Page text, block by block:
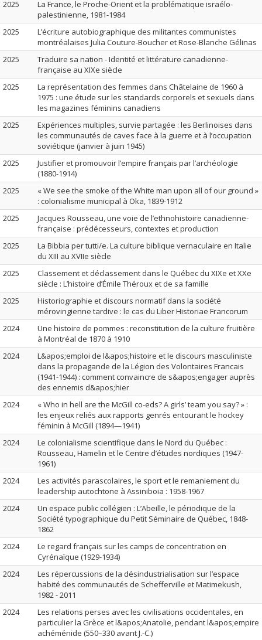
2025
La France, le Proche-Orient et la problématique israélo-
palestinienne, 1981-1984
2025
L’écriture autobiographique des militantes communistes
montréalaises Julia Couture-Boucher et Rose-Blanche Gélinas
2025
Traduire sa nation - Identité et littérature canadienne-
française au XIXe siècle
2025
La représentation des femmes dans Châtelaine de 1960 à
1975 : une étude sur les standards corporels et sexuels dans
les magazines féminins canadiens
2025
Expériences multiples, survie partagée : les Berlinoises dans
les communautés de caves face à la guerre et à l’occupation
soviétique (janvier à juin 1945)
2025
Justifier et promouvoir l’empire français par l’archéologie
(1880-1914)
2025
« We see the smoke of the White man upon all of our ground »
: colonialisme municipal à Oka, 1839-1912
2025
Jacques Rousseau, une voie de l’ethnohistoire canadienne-
française : prédécesseurs, contextes et production
2025
La Bibbia per tutti/e. La culture biblique vernaculaire en Italie
du XIII au XVIIe siècle
2025
Classement et déclassement dans le Québec du XIXe et XXe
siècle : L’histoire d’Émile Théroux et de sa famille
2025
Historiographie et discours normatif dans la société
mérovingienne tardive : le cas du Liber Historiae Francorum
2024
Une histoire de pommes : reconstitution de la culture fruitière
à Montréal de 1870 à 1910
2024
L&apos;emploi de l&apos;histoire et le discours masculiniste
dans la propagande de la Légion des Volontaires Francais
(1941-1944) : comment convaincre de s&apos;engager auprès
des ennemis d&apos;hier
2024
« Who in hell are the McGill co-eds? A girls’ team you say? » :
les enjeux reliés aux rapports genrés entourant le hockey
féminin à McGill (1894—1941)
2024
Le colonialisme scientifique dans le Nord du Québec :
Rousseau, Hamelin et le Centre d’études nordiques (1947-
1961)
2024
Les activités parascolaires, le sport et le remaniement du
leadership autochtone à Assiniboia : 1958-1967
2024
Un espace public collégien : L’Abeille, le périodique de la
Société typographique du Petit Séminaire de Québec, 1848-
1862
2024
Le regard français sur les camps de concentration en
Cyrénaïque (1929-1934)
2024
Les répercussions de la désindustrialisation sur l’espace
habité des communautés de Schefferville et Matimekush,
1982 - 2011
2024
Les relations perses avec les civilisations occidentales, en
particulier la Grèce et l&apos;Anatolie, pendant l&apos;empire
achéménide (550–330 avant J.-C.)